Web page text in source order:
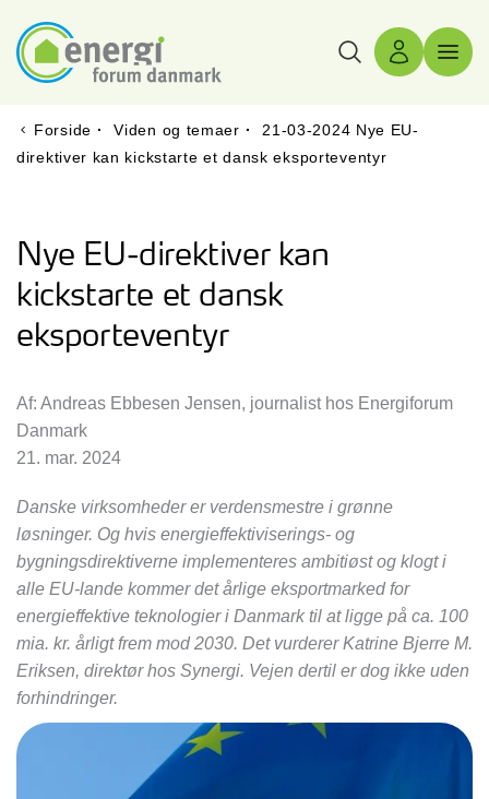
Søg Log ind
Forside · Viden og temaer ·
21-03-2024 Nye EU-
direktiver kan kickstarte et dansk eksporteventyr
Nye EU-direktiver kan
kickstarte et dansk
eksporteventyr
Af: Andreas Ebbesen Jensen, journalist hos Energiforum
Danmark
21. mar. 2024
Danske virksomheder er verdensmestre i grønne
løsninger. Og hvis energieffektiviserings- og
bygningsdirektiverne implementeres ambitiøst og klogt i
alle EU-lande kommer det årlige eksportmarked for
energieffektive teknologier i Danmark til at ligge på ca. 100
mia. kr. årligt frem mod 2030. Det vurderer Katrine Bjerre M.
Eriksen, direktør hos Synergi. Vejen dertil er dog ikke uden
forhindringer.